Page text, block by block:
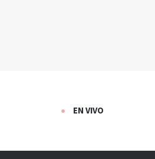
EN VIVO